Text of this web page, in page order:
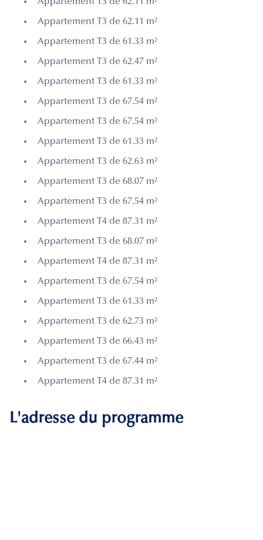
Appartement T3 de 62.11 m²
Appartement T3 de 61.33 m²
Appartement T3 de 62.47 m²
Appartement T3 de 61.33 m²
Appartement T3 de 67.54 m²
Appartement T3 de 67.54 m²
Appartement T3 de 61.33 m²
Appartement T3 de 62.63 m²
Appartement T3 de 68.07 m²
Appartement T3 de 67.54 m²
Appartement T4 de 87.31 m²
Appartement T3 de 68.07 m²
Appartement T4 de 87.31 m²
Appartement T3 de 67.54 m²
Appartement T3 de 61.33 m²
Appartement T3 de 62.73 m²
Appartement T3 de 66.43 m²
Appartement T3 de 67.44 m²
Appartement T4 de 87.31 m²
L'adresse du programme